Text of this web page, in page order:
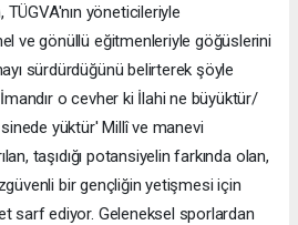
yöneticileriyle
ve gönüllü eğitmenleriyle göğüslerini
sürdürdüğünü belirterek şöyle
o cevher ki İlahi ne büyüktür/
yüktür' Millî ve manevi
taşıdığı potansiyelin farkında olan,
bir gençliğin yetişmesi için
sarf ediyor. Geleneksel sporlardan